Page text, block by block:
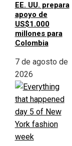
EE. UU. prepara
apoyo de
US$1.000
millones para
Colombia
7 de agosto de
2026